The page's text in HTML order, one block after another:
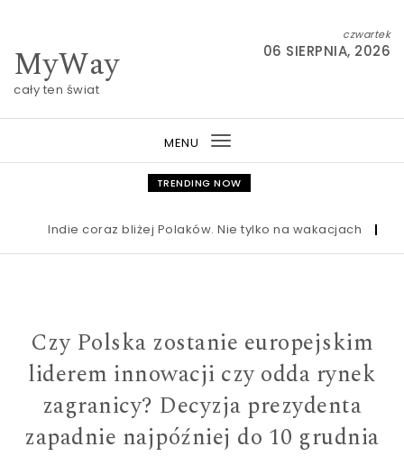
MyWay
cały ten świat
czwartek
06 SIERPNIA, 2026
MENU
Toggle
navigation
TRENDING NOW
Indie coraz bliżej Polaków. Nie tylko na wakacjach |
Czy Polska zostanie europejskim
liderem innowacji czy odda rynek
zagranicy? Decyzja prezydenta
zapadnie najpóźniej do 10 grudnia